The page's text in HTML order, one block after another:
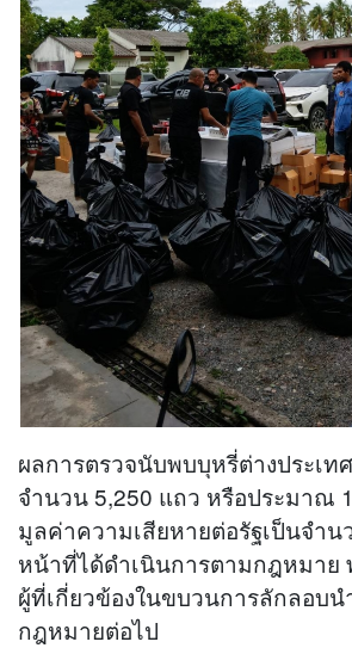
ผลการตรวจนับพบบุหรี่ต่างประเท
จำนวน 5,250 แถว หรือประมาณ
มูลค่าความเสียหายต่อรัฐเป็นจำน
หน้าที่ได้ดำเนินการตามกฎหมาย
ผู้ที่เกี่ยวข้องในขบวนการลักลอบ
กฎหมายต่อไป